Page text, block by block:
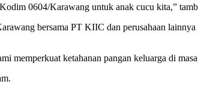
0604/Karawang untuk anak cucu kita,”
bersama PT KIIC dan perusahaan
memperkuat ketahanan pangan keluarga di